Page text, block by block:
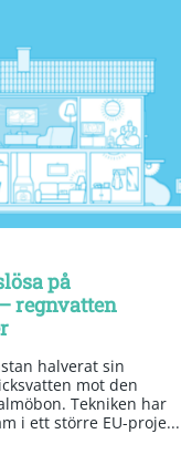
på
regnvatten
halverat sin
mot den
Tekniken har
i ett större EU-proje...